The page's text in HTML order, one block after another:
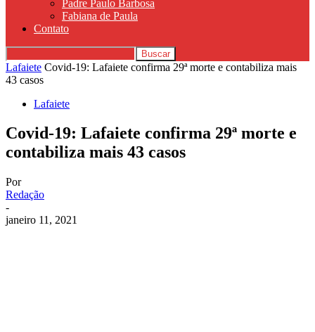
Padre Paulo Barbosa
Fabiana de Paula
Contato
Lafaiete Covid-19: Lafaiete confirma 29ª morte e contabiliza mais
43 casos
Lafaiete
Covid-19: Lafaiete confirma 29ª morte e
contabiliza mais 43 casos
Por
Redação
-
janeiro 11, 2021